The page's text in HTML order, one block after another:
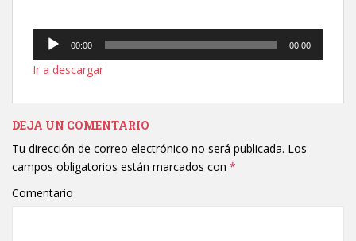
Reproductor
audio
00:00 00:00
Ir a descargar
DEJA UN COMENTARIO
Tu dirección de correo electrónico no será publicada. Los
campos obligatorios están marcados con *
Comentario